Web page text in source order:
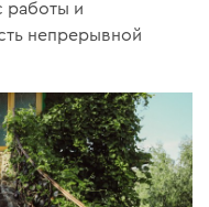
работы и
непрерывной